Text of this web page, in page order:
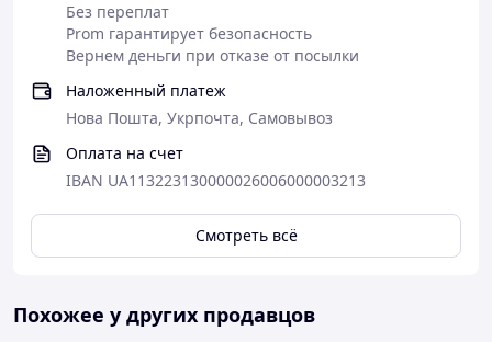
Без переплат
Prom гарантирует безопасность
Вернем деньги при отказе от посылки
Наложенный платеж
Нова Пошта, Укрпочта, Самовывоз
Оплата на счет
IBAN UA113223130000026006000003213
Смотреть всё
Похожее у других продавцов